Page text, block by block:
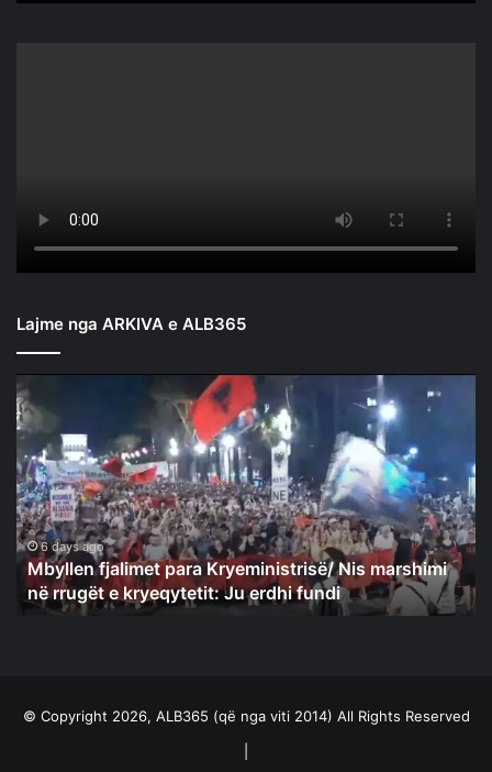
Lajme nga ARKIVA e ALB365
Mbyllen
fjalimet
para
Kryeministrisë/
Nis
marshimi
në
rrugët
kryeqytetit:
6 days ago
Mbyllen fjalimet para Kryeministrisë/ Nis marshimi
në rrugët e kryeqytetit: Ju erdhi fundi
© Copyright 2026, ALB365 (që nga viti 2014) All Rights Reserved